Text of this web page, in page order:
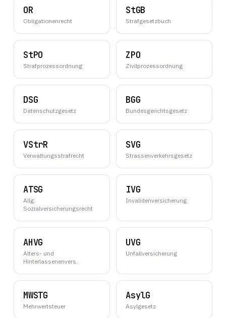
OR
Obligationenrecht
StGB
Strafgesetzbuch
StPO
Strafprozessordnung
ZPO
Zivilprozessordnung
DSG
Datenschutzgesetz
BGG
Bundesgerichtsgesetz
VStrR
Verwaltungsstrafrecht
SVG
Strassenverkehrsgesetz
ATSG
Allg.
Sozialversicherungsrecht
IVG
Invalidenversicherung
AHVG
Alters- und
Hinterlassenenvers.
UVG
Unfallversicherung
MWSTG
Mehrwertsteuer
AsylG
Asylgesetz